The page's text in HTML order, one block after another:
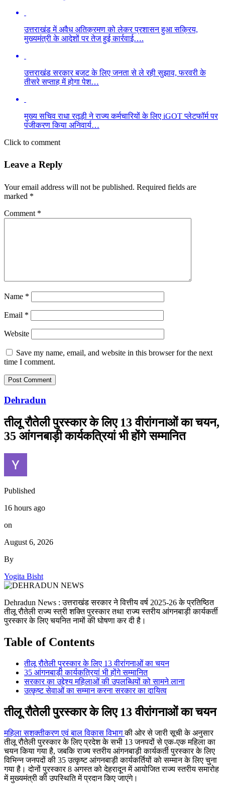
उत्तराखंड में अवैध अतिक्रमण को लेकर प्रशासन हुआ सक्रिय,
मुख्यमंत्री के आदेशों पर तेज हुई कार्रवाई….
उत्तराखंड सरकार बजट के लिए जनता से ले रही सुझाव, फरवरी के
तीसरे सप्ताह में होगा पेश…
मुख्य सचिव राधा रतूड़ी ने राज्य कर्मचारियों के लिए iGOT प्लेटफॉर्म पर
पंजीकरण किया अनिवार्य…
Click to comment
Leave a Reply
Your email address will not be published. Required fields are
marked *
Comment *
Name *
Email *
Website
Save my name, email, and website in this browser for the next
time I comment.
Dehradun
तीलू रौतेली पुरस्कार के लिए 13 वीरांगनाओं का चयन,
35 आंगनबाड़ी कार्यकत्रियां भी होंगे सम्मानित
Published
16 hours ago
on
August 6, 2026
By
Yogita Bisht
Dehradun News : उत्तराखंड सरकार ने वित्तीय वर्ष 2025-26 के प्रतिष्ठित
तीलू रौतेली राज्य स्त्री शक्ति पुरस्कार तथा राज्य स्तरीय आंगनबाड़ी कार्यकर्ती
पुरस्कार के लिए चयनित नामों की घोषणा कर दी है।
Table of Contents
तीलू रौतेली पुरस्कार के लिए 13 वीरांगनाओं का चयन
35 आंगनबाड़ी कार्यकत्रियां भी होंगे सम्मानित
सरकार का उद्देश्य महिलाओं की उपलब्धियों को सामने लाना
उत्कृष्ट सेवाओं का सम्मान करना सरकार का दायित्व
तीलू रौतेली पुरस्कार के लिए 13 वीरांगनाओं का चयन
महिला सशक्तीकरण एवं बाल विकास विभागकी ओर से जारी सूची के अनुसार
तीलू रौतेली पुरस्कार के लिए प्रदेश के सभी 13 जनपदों से एक-एक महिला का
चयन किया गया है, जबकि राज्य स्तरीय आंगनबाड़ी कार्यकर्ती पुरस्कार के लिए
विभिन्न जनपदों की 35 उत्कृष्ट आंगनबाड़ी कार्यकर्तियों को सम्मान के लिए चुना
गया है। दोनों पुरस्कार 8 अगस्त को देहरादून में आयोजित राज्य स्तरीय समारोह
में मुख्यमंत्री की उपस्थिति में प्रदान किए जाएंगे।